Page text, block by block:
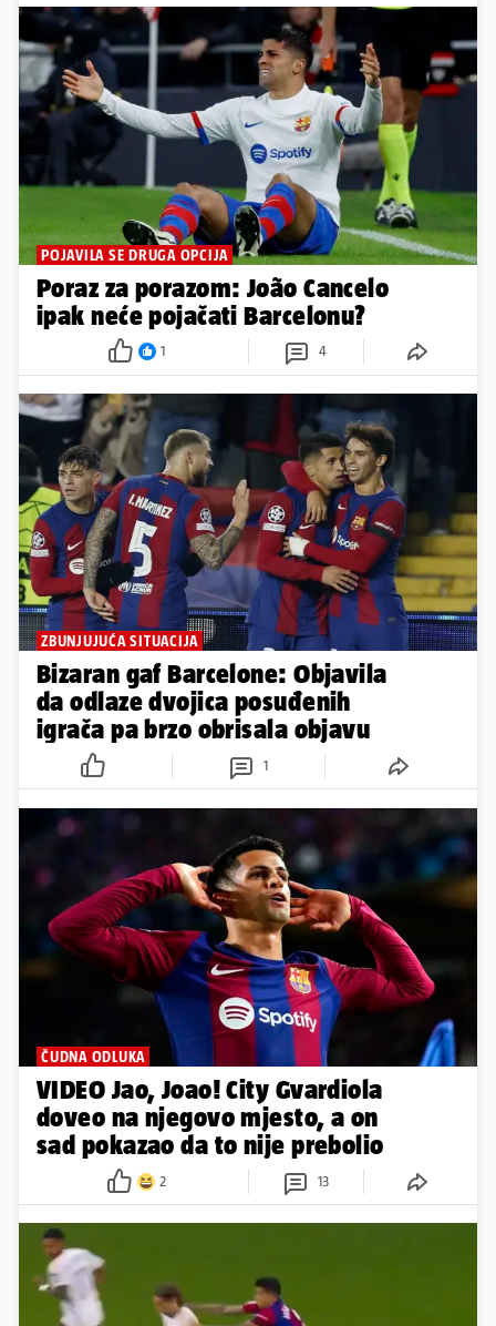
POJAVILA SE DRUGA OPCIJA
Poraz za porazom: João Cancelo
ipak neće pojačati Barcelonu?
1 4
ZBUNJUJUĆA SITUACIJA
Bizaran gaf Barcelone: Objavila
da odlaze dvojica posuđenih
igrača pa brzo obrisala objavu
1
ČUDNA ODLUKA
VIDEO Jao, Joao! City Gvardiola
doveo na njegovo mjesto, a on
sad pokazao da to nije prebolio
2 13